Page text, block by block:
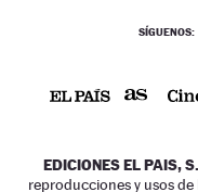
SÍGUENOS:
EDICIONES EL PAIS,
reproducciones y usos